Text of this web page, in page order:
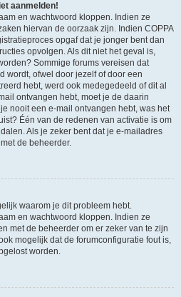
aanmelden!
en wachtwoord kloppen. Indien ze
hiervan de oorzaak zijn. Indien COPPA
opgaf dat je jonger bent dan
opvolgen. Als dit niet het geval is,
Sommige forums vereisen dat
wordt, ofwel door jezelf of door een
hebt, werd ook medegedeeld of dit al
ontvangen hebt, moet je de daarin
nooit een e-mail ontvangen hebt, was het
Één van de redenen van activatie is om
Als je zeker bent dat je e-mailadres
de beheerder.
waarom je dit probleem hebt.
en wachtwoord kloppen. Indien ze
met de beheerder om er zeker van te zijn
mogelijk dat de forumconfiguratie fout is,
worden.